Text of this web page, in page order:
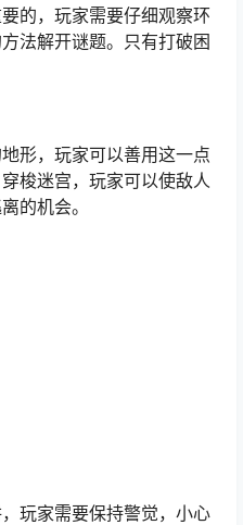
的，玩家需要仔细观察环
法解开谜题。只有打破困
形，玩家可以善用这一点
梭迷宫，玩家可以使敌人
的机会。
玩家需要保持警觉，小心